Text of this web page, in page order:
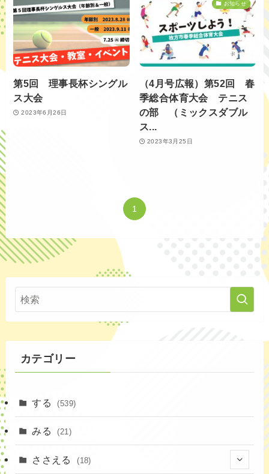
第5回 理事長杯シングル
ス大会
2023年6月26日
お知らせ
（4月号広報）第52回 春
季総合体育大会 テニス
の部 （ミックスダブル
ス...
2023年3月25日
1
カテゴリー
する (539)
みる (21)
ささえる (18)